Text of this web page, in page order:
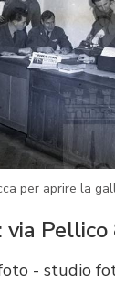
per aprire la
Pellico
- studio